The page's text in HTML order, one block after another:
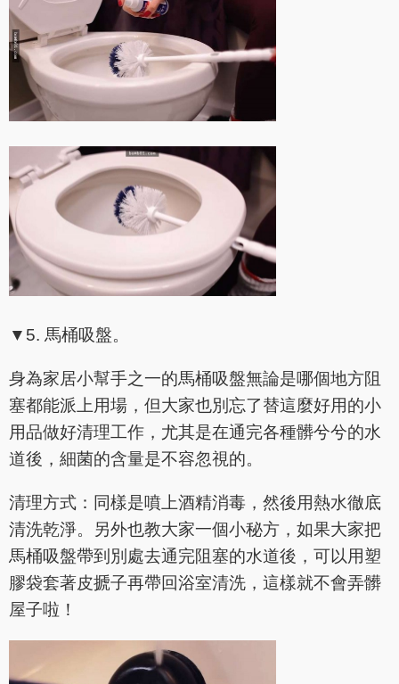
▼5. 馬桶吸盤。
身為家居小幫手之一的馬桶吸盤無論是哪個地方阻
塞都能派上用場，但大家也別忘了替這麼好用的小
用品做好清理工作，尤其是在通完各種髒兮兮的水
道後，細菌的含量是不容忽視的。
清理方式：同樣是噴上酒精消毒，然後用熱水徹底
清洗乾淨。另外也教大家一個小秘方，如果大家把
馬桶吸盤帶到別處去通完阻塞的水道後，可以用塑
膠袋套著皮搋子再帶回浴室清洗，這樣就不會弄髒
屋子啦！